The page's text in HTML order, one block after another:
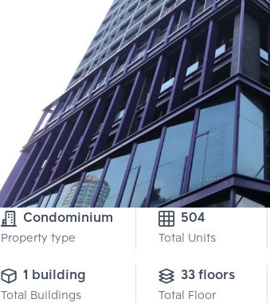
Condominium
Property type
504
Total Units
1 building
Total Buildings
33 floors
Total Floor